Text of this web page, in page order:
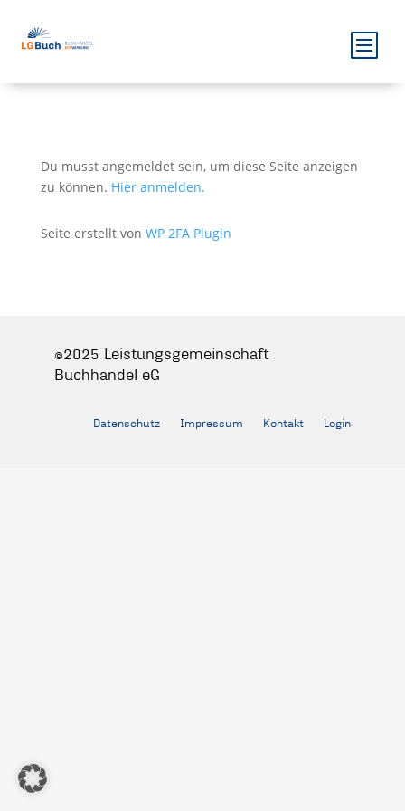
Du musst angemeldet sein, um diese Seite anzeigen
zu können. Hier anmelden.
Seite erstellt von WP 2FA Plugin
©2025 Leistungsgemeinschaft
Buchhandel eG
Datenschutz Impressum Kontakt Login